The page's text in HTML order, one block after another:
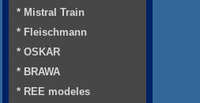
* Mistral Train
* Fleischmann
* OSKAR
* BRAWA
* REE modeles